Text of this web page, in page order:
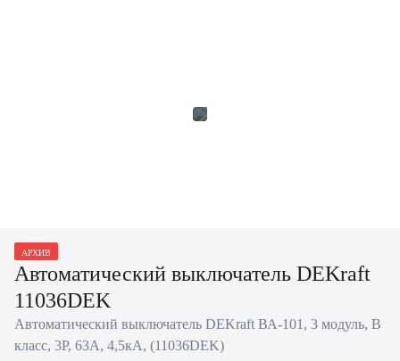
АРХИВ
Автоматический выключатель DEKraft
11036DEK
Автоматический выключатель DEKraft ВА-101, 3 модуль, B
класс, 3P, 63А, 4,5кА, (11036DEK)